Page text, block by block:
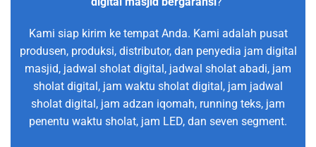
Kami siap kirim ke tempat Anda. Kami adalah pusat
produsen, produksi, distributor, dan penyedia jam digital
masjid, jadwal sholat digital, jadwal sholat abadi, jam
sholat digital, jam waktu sholat digital, jam jadwal
sholat digital, jam adzan iqomah, running teks, jam
penentu waktu sholat, jam LED, dan seven segment.